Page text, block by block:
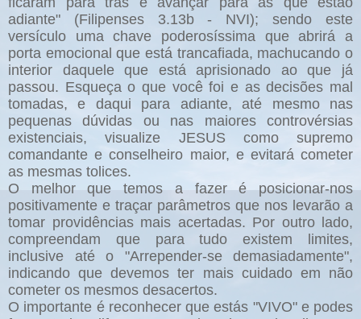
adiante" (Filipenses 3.13b - NVI); sendo este
versículo uma chave poderosíssima que abrirá a
porta emocional que está trancafiada, machucando o
interior daquele que está aprisionado ao que já
passou. Esqueça o que você foi e as decisões mal
tomadas, e daqui para adiante, até mesmo nas
pequenas dúvidas ou nas maiores controvérsias
existenciais, visualize JESUS como supremo
comandante e conselheiro maior, e evitará cometer
as mesmas tolices.
O melhor que temos a fazer é posicionar-nos
positivamente e traçar parâmetros que nos levarão a
tomar providências mais acertadas. Por outro lado,
compreendam que para tudo existem limites,
inclusive até o "Arrepender-se demasiadamente",
indicando que devemos ter mais cuidado em não
cometer os mesmos desacertos.
O importante é reconhecer que estás "VIVO" e podes